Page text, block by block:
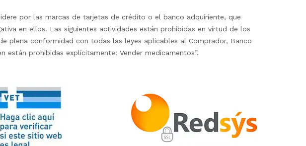
por las marcas de tarjetas de crédito o el banco adquiriente, que
en ellos. Las siguientes actividades están prohibidas en virtud de los
plena conformidad con todas las leyes aplicables al Comprador, Banco
están prohibidas explícitamente: Vender medicamentos”.